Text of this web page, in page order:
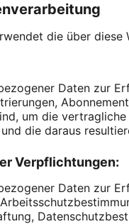
die über
Daten zur
um die
die daraus
Verpflichtungen:
Daten zur